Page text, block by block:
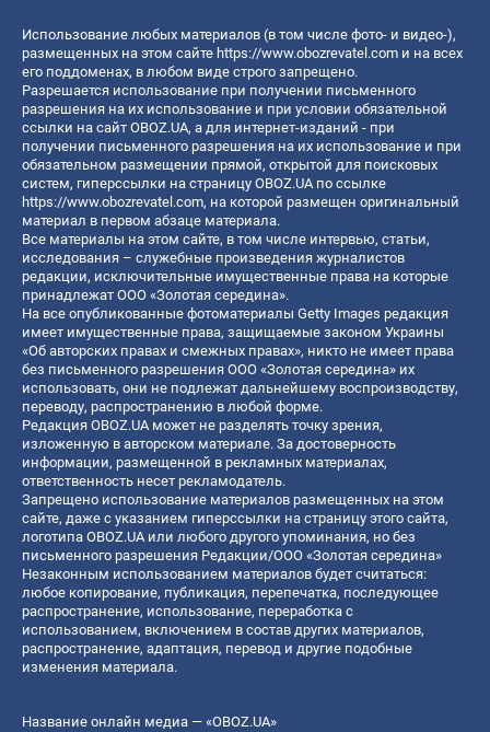
Использование любых материалов (в том числе фото- и видео-),
размещенных на этом сайте https://www.obozrevatel.com и на всех
его поддоменах, в любом виде строго запрещено.
Разрешается использование при получении письменного
разрешения на их использование и при условии обязательной
ссылки на сайт OBOZ.UA, а для интернет-изданий - при
получении письменного разрешения на их использование и при
обязательном размещении прямой, открытой для поисковых
систем, гиперссылки на страницу OBOZ.UA по ссылке
https://www.obozrevatel.com, на которой размещен оригинальный
материал в первом абзаце материала.
Все материалы на этом сайте, в том числе интервью, статьи,
исследования – служебные произведения журналистов
редакции, исключительные имущественные права на которые
принадлежат ООО «Золотая середина».
На все опубликованные фотоматериалы Getty Images редакция
имеет имущественные права, защищаемые законом Украины
«Об авторских правах и смежных правах», никто не имеет права
без письменного разрешения ООО «Золотая середина» их
использовать, они не подлежат дальнейшему воспроизводству,
переводу, распространению в любой форме.
Редакция OBOZ.UA может не разделять точку зрения,
изложенную в авторском материале. За достоверность
информации, размещенной в рекламных материалах,
ответственность несет рекламодатель.
Запрещено использование материалов размещенных на этом
сайте, даже с указанием гиперссылки на страницу этого сайта,
логотипа OBOZ.UA или любого другого упоминания, но без
письменного разрешения Редакции/ООО «Золотая середина»
Незаконным использованием материалов будет считаться:
любое копирование, публикация, перепечатка, последующее
распространение, использование, переработка с
использованием, включением в состав других материалов,
распространение, адаптация, перевод и другие подобные
изменения материала.
Название онлайн медиа — «OBOZ.UA»